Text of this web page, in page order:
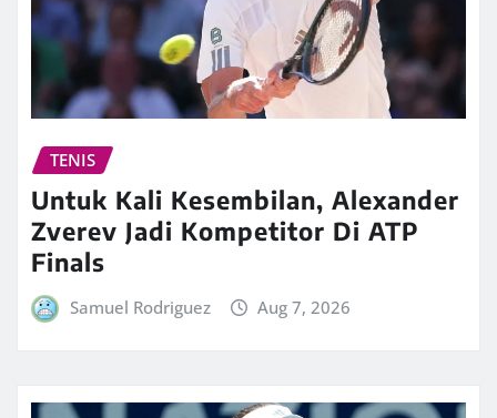
TENIS
Untuk Kali Kesembilan, Alexander
Zverev Jadi Kompetitor Di ATP
Finals
Samuel Rodriguez Aug 7, 2026